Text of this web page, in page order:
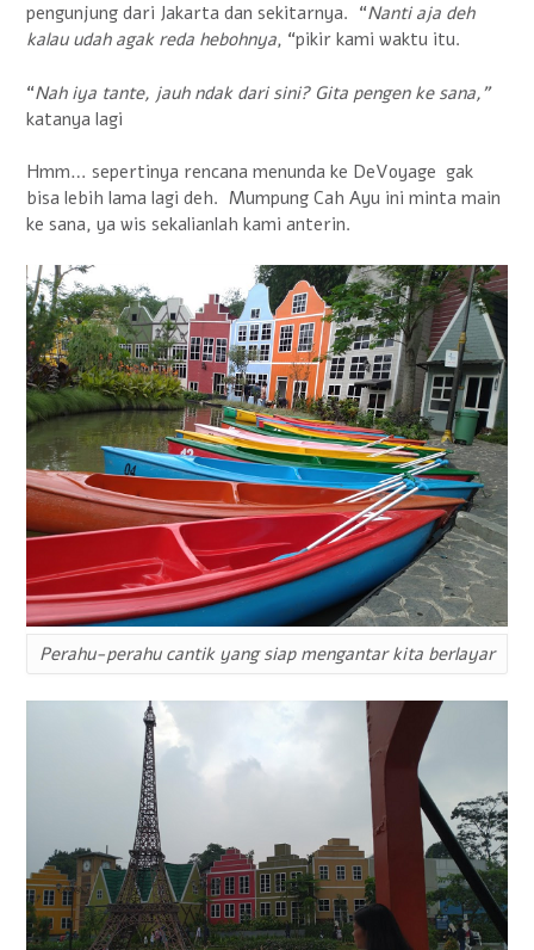
pengunjung dari Jakarta dan sekitarnya. “Nanti aja deh
kalau udah agak reda hebohnya, “pikir kami waktu itu.
“Nah iya tante, jauh ndak dari sini? Gita pengen ke sana,”
katanya lagi
Hmm… sepertinya rencana menunda ke DeVoyage gak
bisa lebih lama lagi deh. Mumpung Cah Ayu ini minta main
ke sana, ya wis sekalianlah kami anterin.
Perahu-perahu cantik yang siap mengantar kita berlayar